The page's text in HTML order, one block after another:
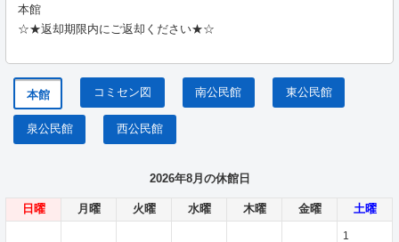
本館
☆★返却期限内にご返却ください★☆
本館 コミセン図 南公民館 東公民館
泉公民館 西公民館
2026年8月の休館日
日曜 月曜 火曜 水曜 木曜 金曜 土曜
1